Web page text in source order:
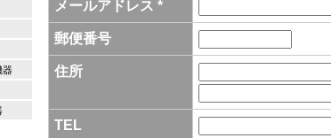
メールアドレス *
郵便番号
住所
TEL
器